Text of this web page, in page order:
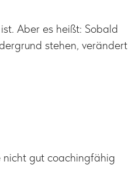
Aber es heißt: Sobald
stehen, verändert
nicht gut coachingfähig